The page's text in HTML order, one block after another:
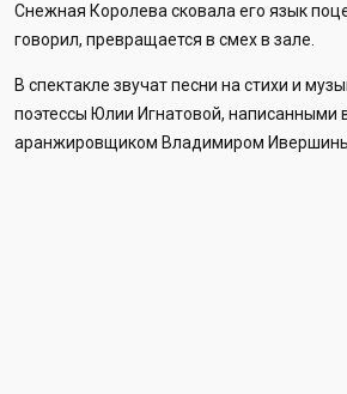
Снежная Королева сковала его язык
говорил, превращается в смех в зале.
В спектакле звучат песни на стихи и
поэтессы Юлии Игнатовой, написанными
аранжировщиком Владимиром